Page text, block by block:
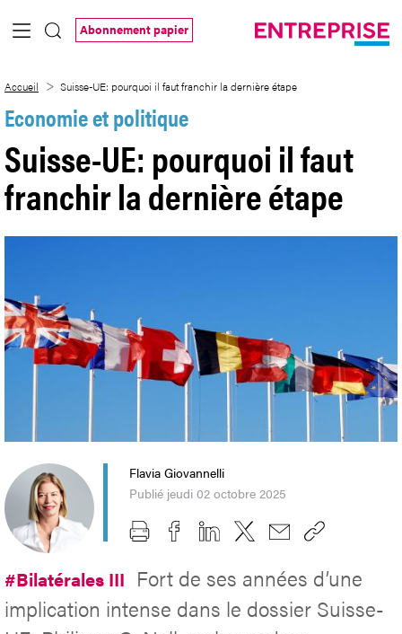
Saut au contenu principal
Abonnement papier
Accueil Suisse-UE: pourquoi il faut franchir la dernière étape
Economie et politique
Suisse-UE: pourquoi il faut
franchir la dernière étape
Flavia Giovannelli
Publié jeudi 02 octobre 2025
#Bilatérales III Fort de ses années d’une
implication intense dans le dossier Suisse-